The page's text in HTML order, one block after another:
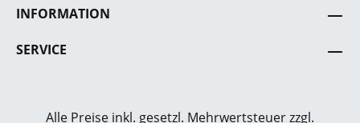
INFORMATION
SERVICE
Alle Preise inkl. gesetzl. Mehrwertsteuer zzgl.